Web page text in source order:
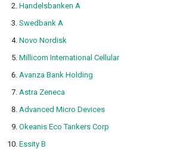
Handelsbanken A
Swedbank A
Novo Nordisk
Millicom International Cellular
Avanza Bank Holding
Astra Zeneca
Advanced Micro Devices
Okeanis Eco Tankers Corp
Essity B